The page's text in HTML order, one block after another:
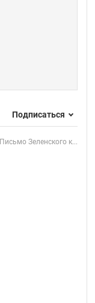
Подписаться
Письмо Зеленского к...